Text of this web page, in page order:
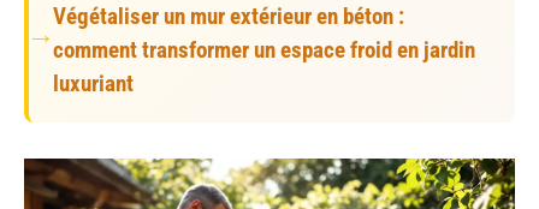
Végétaliser un mur extérieur en béton :
comment transformer un espace froid en jardin
luxuriant